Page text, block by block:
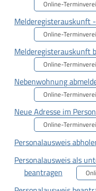
Online-
Melderegisterauskunft
Online-
Melderegisterauskunft
Online-
Nebenwohnung
Online-
Neue Adresse im
Online-
Personalausweis
Personalausweis als
beantragen